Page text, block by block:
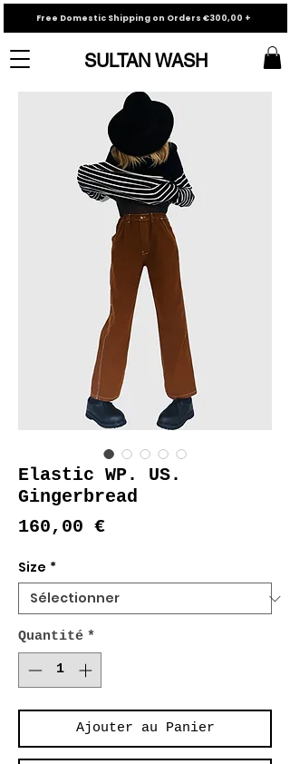
SULTAN WASH
Free Domestic Shipping on Orders €300,00 +
Elastic WP. US.
Gingerbread
160,00 €Prix
Size *
Quantité *
Ajouter au Panier